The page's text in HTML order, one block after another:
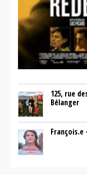
125, rue
Bélanger
François.e